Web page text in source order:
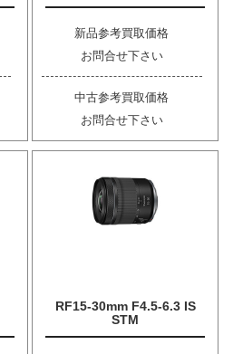
新品参考買取価格
お問合せ下さい
中古参考買取価格
お問合せ下さい
RF15-30mm F4.5-6.3 IS
STM